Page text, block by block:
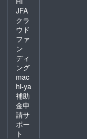
JFA
クラ
ウド
ファ
ン
ディ
ング
mac
hi-ya
補助
金申
請サ
ポー
ト